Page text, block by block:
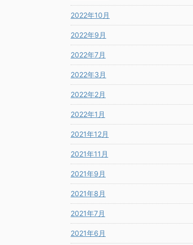
2022年10月
2022年9月
2022年7月
2022年3月
2022年2月
2022年1月
2021年12月
2021年11月
2021年9月
2021年8月
2021年7月
2021年6月